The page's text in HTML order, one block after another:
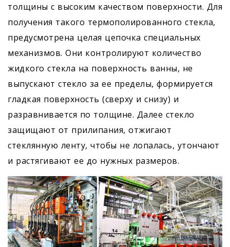
толщины с высоким качеством поверхности. Для
получения такого термополированного стекла,
предусмотрена целая цепочка специальных
механизмов. Они контролируют количество
жидкого стекла на поверхность ванны, не
выпускают стекло за ее пределы, формируется
гладкая поверхность (сверху и снизу) и
разравнивается по толщине. Далее стекло
защищают от прилипания, отжигают
стеклянную ленту, чтобы не лопалась, утончают
и растягивают ее до нужных размеров.